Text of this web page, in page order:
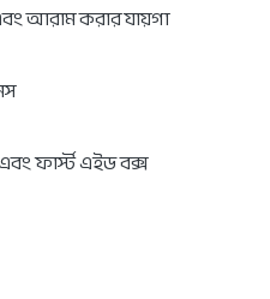
আরাম করার যায়গা
ফার্স্ট এইড বক্স